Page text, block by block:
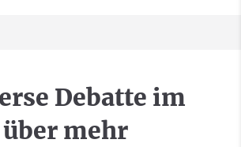
Debatte im
mehr